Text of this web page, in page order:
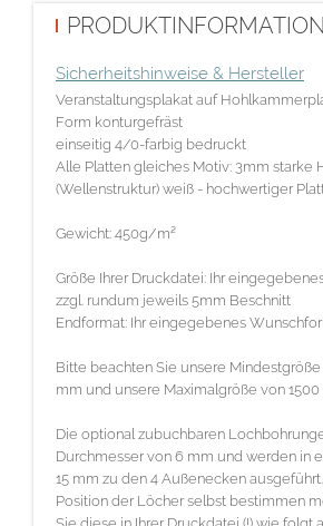
Sicherheitshinweise & Hersteller
Veranstaltungsplakat auf
Form konturgefräst
einseitig 4/0-farbig bedruckt
Alle Platten gleiches Motiv: 3mm starke
(Wellenstruktur) weiß - hochwertiger
Gewicht: 450g/m²
Größe Ihrer Druckdatei: Ihr
zzgl. rundum jeweils 5mm Beschnitt
Endformat: Ihr eingegebenes
Bitte beachten Sie unsere Mindestgröße
mm und unsere Maximalgröße von
Die optional zubuchbaren
Durchmesser von 6 mm und werden in
15 mm zu den 4 Außenecken
Position der Löcher selbst bestimmen